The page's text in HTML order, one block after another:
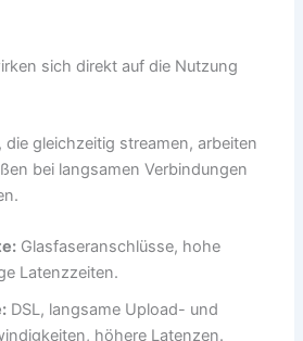
sich direkt auf die Nutzung
die gleichzeitig streamen, arbeiten
bei langsamen Verbindungen
Glasfaseranschlüsse, hohe
Latenzzeiten.
DSL, langsame Upload- und
höhere Latenzen.